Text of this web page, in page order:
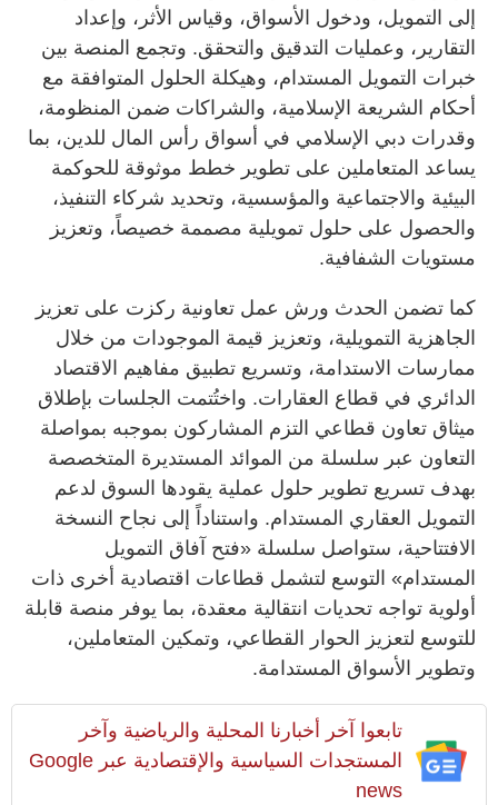
إلى التمويل، ودخول الأسواق، وقياس الأثر، وإعداد
التقارير، وعمليات التدقيق والتحقق. وتجمع المنصة بين
خبرات التمويل المستدام، وهيكلة الحلول المتوافقة مع
أحكام الشريعة الإسلامية، والشراكات ضمن المنظومة،
وقدرات دبي الإسلامي في أسواق رأس المال للدين، بما
يساعد المتعاملين على تطوير خطط موثوقة للحوكمة
البيئية والاجتماعية والمؤسسية، وتحديد شركاء التنفيذ،
والحصول على حلول تمويلية مصممة خصيصاً، وتعزيز
مستويات الشفافية.
كما تضمن الحدث ورش عمل تعاونية ركزت على تعزيز
الجاهزية التمويلية، وتعزيز قيمة الموجودات من خلال
ممارسات الاستدامة، وتسريع تطبيق مفاهيم الاقتصاد
الدائري في قطاع العقارات. واختُتمت الجلسات بإطلاق
ميثاق تعاون قطاعي التزم المشاركون بموجبه بمواصلة
التعاون عبر سلسلة من الموائد المستديرة المتخصصة
بهدف تسريع تطوير حلول عملية يقودها السوق لدعم
التمويل العقاري المستدام. واستناداً إلى نجاح النسخة
الافتتاحية، ستواصل سلسلة «فتح آفاق التمويل
المستدام» التوسع لتشمل قطاعات اقتصادية أخرى ذات
أولوية تواجه تحديات انتقالية معقدة، بما يوفر منصة قابلة
للتوسع لتعزيز الحوار القطاعي، وتمكين المتعاملين،
وتطوير الأسواق المستدامة.
تابعوا آخر أخبارنا المحلية والرياضية وآخر
المستجدات السياسية والإقتصادية عبر Google
news